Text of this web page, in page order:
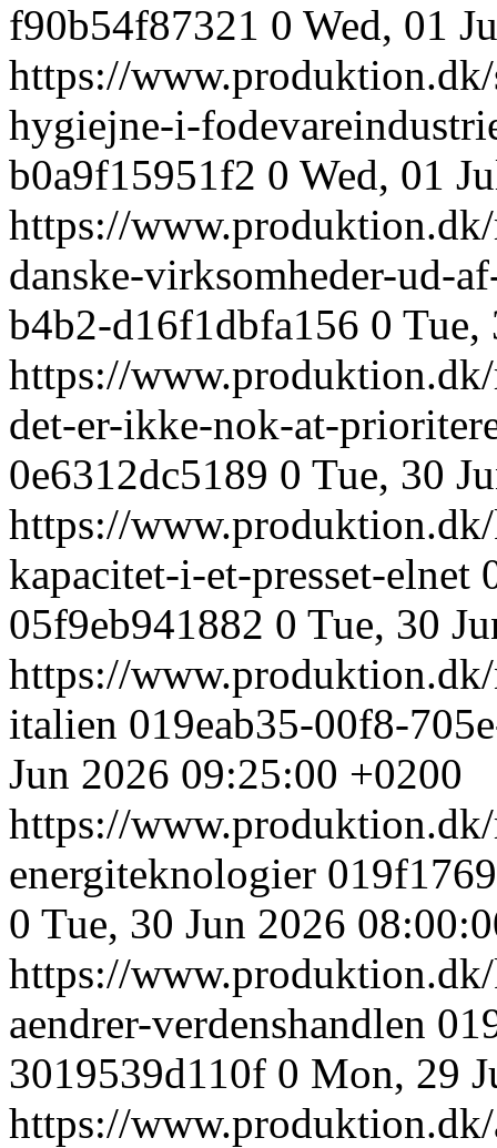
f90b54f87321 0 Wed, 01
https://
hygiejne-i-
b0a9f15951f2 0 Wed, 01
https://
danske-virksomheder-ud-
b4b2-d16f1dbfa156 0 Tue,
https://
det-er-ikke-nok-at-
0e6312dc5189 0 Tue, 30
https://
kapacitet-i-et-presset-elnet
05f9eb941882 0 Tue, 30
https://
italien 019eab35-00f8-
Jun 2026 09:25:00 +0200
https://
energiteknologier
0 Tue, 30 Jun 2026
https://
aendrer-verdenshandlen
3019539d110f 0 Mon, 29
https://